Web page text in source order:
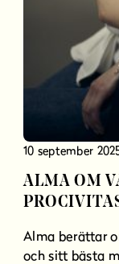
10 september
ALMA OM
Alma berättar
och sitt bästa